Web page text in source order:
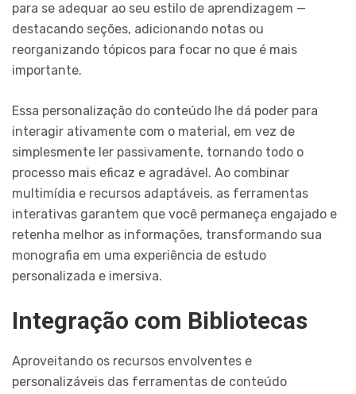
para se adequar ao seu estilo de aprendizagem —
destacando seções, adicionando notas ou
reorganizando tópicos para focar no que é mais
importante.
Essa personalização do conteúdo lhe dá poder para
interagir ativamente com o material, em vez de
simplesmente ler passivamente, tornando todo o
processo mais eficaz e agradável. Ao combinar
multimídia e recursos adaptáveis, as ferramentas
interativas garantem que você permaneça engajado e
retenha melhor as informações, transformando sua
monografia em uma experiência de estudo
personalizada e imersiva.
Integração com Bibliotecas
Aproveitando os recursos envolventes e
personalizáveis das ferramentas de conteúdo